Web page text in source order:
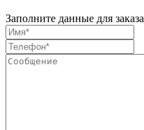
Заполните данные для заказа